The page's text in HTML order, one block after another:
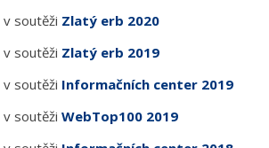
v soutěži Zlatý erb 2020
v soutěži Zlatý erb 2019
v soutěži Informačních center 2019
v soutěži WebTop100 2019